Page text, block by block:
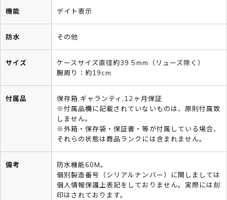
機能 デイト表示
防水 その他
サイズ
ケースサイズ直径約39.5mm（リューズ除く）
腕周り：約19cm
付属品
保存箱,ギャランティ,12ヶ月保証
※付属品欄に記載されていないものは、原則付属致
しません。
※外箱・保存袋・保証書・等が付属している場合、
それらの状態は商品ランクには含まれません。
備考
防水機能60M。
個別製造番号（シリアルナンバー）に関しましては
個人情報保護上表記をしておりません。実際には刻
印はされております。